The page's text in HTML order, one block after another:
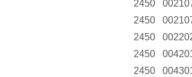
2450
2450
2450
2450
2450